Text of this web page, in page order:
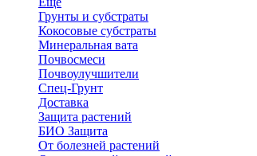
Грунты и субстраты
Кокосовые субстраты
Минеральная вата
Почвосмеси
Почвоулучшители
Спец-Грунт
Доставка
Защита растений
БИО Защита
От болезней растений